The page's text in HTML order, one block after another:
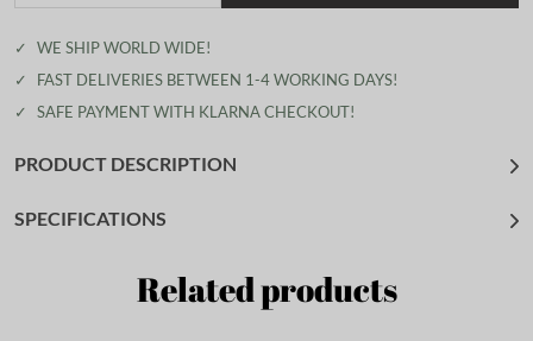
✓
WE SHIP WORLD WIDE!
✓
FAST DELIVERIES BETWEEN 1-4 WORKING DAYS!
✓
SAFE PAYMENT WITH KLARNA CHECKOUT!
PRODUCT DESCRIPTION
SPECIFICATIONS
Related products